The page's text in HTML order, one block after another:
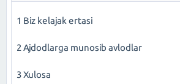
1 Biz kelajak ertasi
2 Ajdodlarga munosib avlodlar
3 Xulosa